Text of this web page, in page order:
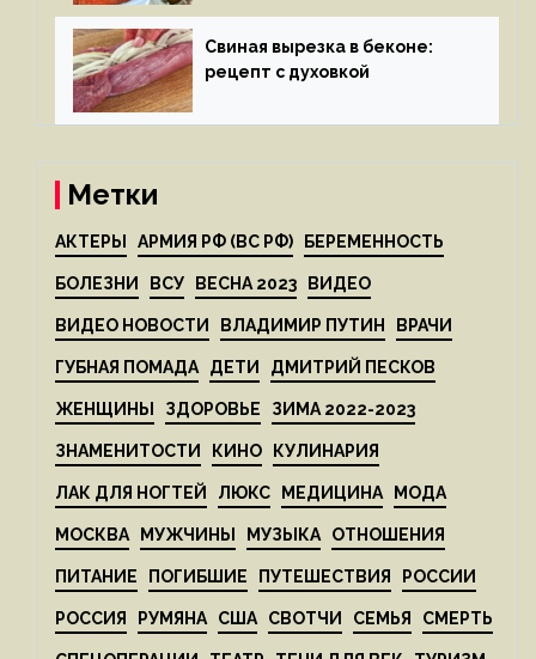
Свиная вырезка в беконе:
рецепт с духовкой
Метки
АКТЕРЫ АРМИЯ РФ (ВС РФ) БЕРЕМЕННОСТЬ
БОЛЕЗНИ ВСУ ВЕСНА 2023 ВИДЕО
ВИДЕО НОВОСТИ ВЛАДИМИР ПУТИН ВРАЧИ
ГУБНАЯ ПОМАДА ДЕТИ ДМИТРИЙ ПЕСКОВ
ЖЕНЩИНЫ ЗДОРОВЬЕ ЗИМА 2022-2023
ЗНАМЕНИТОСТИ КИНО КУЛИНАРИЯ
ЛАК ДЛЯ НОГТЕЙ ЛЮКС МЕДИЦИНА МОДА
МОСКВА МУЖЧИНЫ МУЗЫКА ОТНОШЕНИЯ
ПИТАНИЕ ПОГИБШИЕ ПУТЕШЕСТВИЯ РОССИИ
РОССИЯ РУМЯНА США СВОТЧИ СЕМЬЯ СМЕРТЬ